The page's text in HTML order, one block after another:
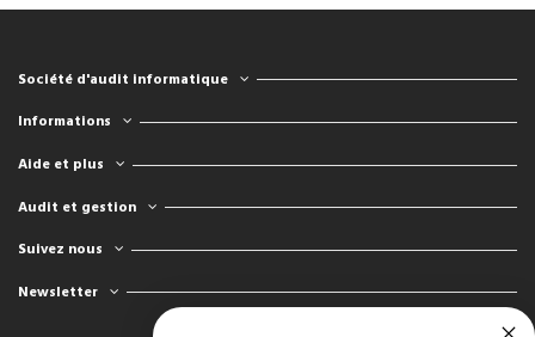
Société d'audit informatique
Informations
Aide et plus
Audit et gestion
Suivez nous
Newsletter